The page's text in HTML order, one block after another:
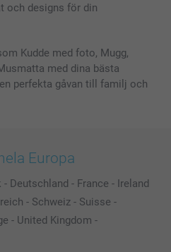
och designs för din
Kudde med foto, Mugg,
med dina bästa
perfekta gåvan till familj och
Europa
- Deutschland - France - Ireland
- Schweiz - Suisse -
- United Kingdom -